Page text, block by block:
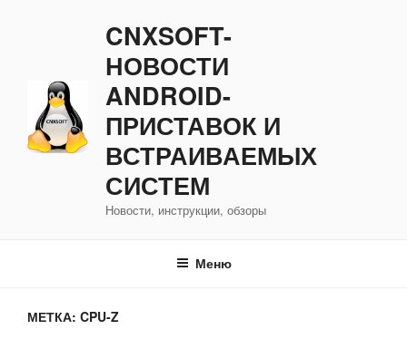
CNXSOFT-
НОВОСТИ
ANDROID-
ПРИСТАВОК И
ВСТРАИВАЕМЫХ
СИСТЕМ
Новости, инструкции, обзоры
Меню
МЕТКА: CPU-Z